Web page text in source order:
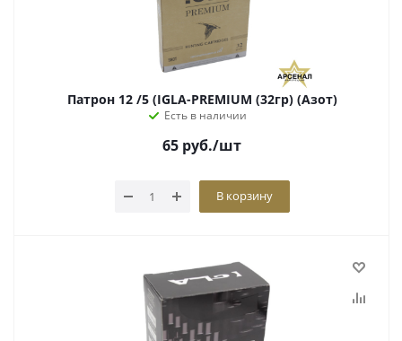
Патрон 12 /5 (IGLA-PREMIUM (32гр) (Азот)
Есть в наличии
65 руб./шт
В корзину